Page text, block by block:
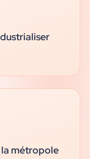
la métropole